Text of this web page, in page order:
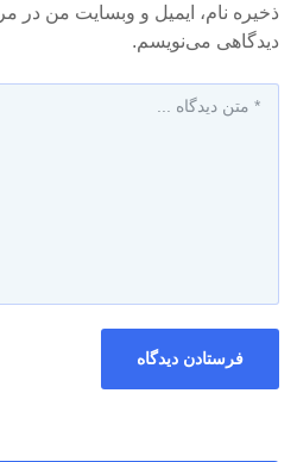
ذخیره نام، ایمیل و وبسایت من در
دیدگاهی می‌نویسم.